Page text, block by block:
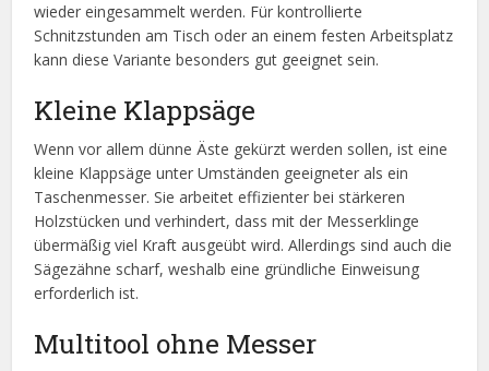
wieder eingesammelt werden. Für kontrollierte
Schnitzstunden am Tisch oder an einem festen Arbeitsplatz
kann diese Variante besonders gut geeignet sein.
Kleine Klappsäge
Wenn vor allem dünne Äste gekürzt werden sollen, ist eine
kleine Klappsäge unter Umständen geeigneter als ein
Taschenmesser. Sie arbeitet effizienter bei stärkeren
Holzstücken und verhindert, dass mit der Messerklinge
übermäßig viel Kraft ausgeübt wird. Allerdings sind auch die
Sägezähne scharf, weshalb eine gründliche Einweisung
erforderlich ist.
Multitool ohne Messer